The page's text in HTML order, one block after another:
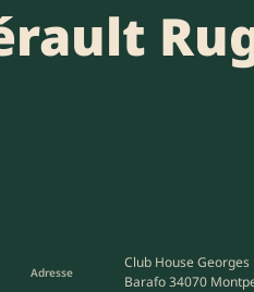
Adresse
Club House
Barafo 34070